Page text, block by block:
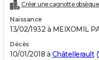
Créer une cagnotte
Naissance
13/02/1932 à MEIXOMIL
Décès
10/01/2018 à Châtellerault(